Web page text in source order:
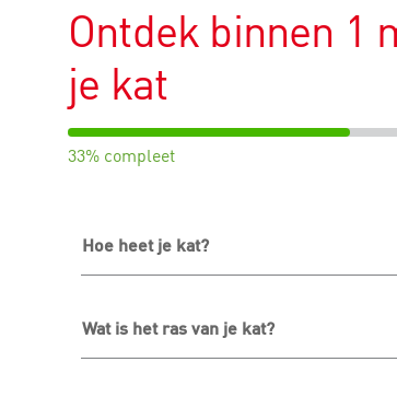
Ontdek binnen 1
je kat
33%
33% compleet
Hoe heet je kat?
Wat is het ras van je kat?